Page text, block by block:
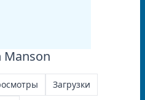
Загрузки